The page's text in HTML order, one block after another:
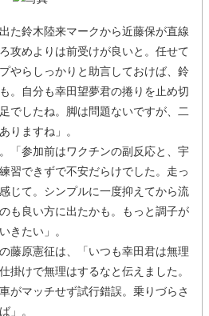
た鈴木陸来マークから近藤保が直線
攻めよりは前受けが良いと。任せて
やらしっかりと助言しておけば、鈴
。自分も幸田望夢君の捲りを止め切
でしたね。脚は問題ないですが、二
りますね」。
「参加前はワクチンの副反応と、宇
習できずで不安だらけでした。走っ
じて。シンプルに一度抑えてから流
も良い方に出たかも。もっと調子が
きたい」。
藤原憲征は、「いつも幸田君は無理
掛けで無理はするなと伝えました。
がマッチせず試行錯誤。乗りづらさ
」。